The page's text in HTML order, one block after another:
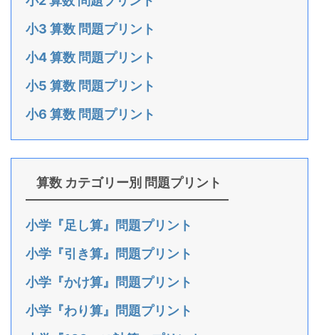
小3 算数 問題プリント
小4 算数 問題プリント
小5 算数 問題プリント
小6 算数 問題プリント
算数 カテゴリー別 問題プリント
小学『足し算』問題プリント
小学『引き算』問題プリント
小学『かけ算』問題プリント
小学『わり算』問題プリント